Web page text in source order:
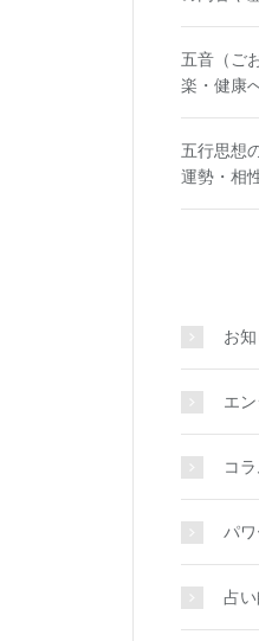
五音（ご
楽・健康
五行思想
運勢・相
お
エ
コラ
パ
占